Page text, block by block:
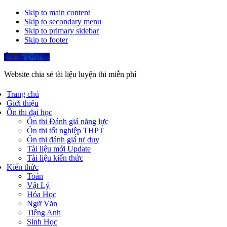
Skip to main content
Skip to secondary menu
Skip to primary sidebar
Skip to footer
Ôn thi ĐGNL
Website chia sẻ tài liệu luyện thi miễn phí
Trang chủ
Giới thiệu
Ôn thi đại học
Ôn thi Đánh giá năng lực
Ôn thi tốt nghiệp THPT
Ôn thi đánh giá tư duy
Tài liệu mới Update
Tài liệu kiến thức
Kiến thức
Toán
Vật Lý
Hóa Học
Ngữ Văn
Tiếng Anh
Sinh Học